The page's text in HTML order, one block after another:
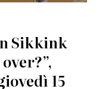
Sikkink
15